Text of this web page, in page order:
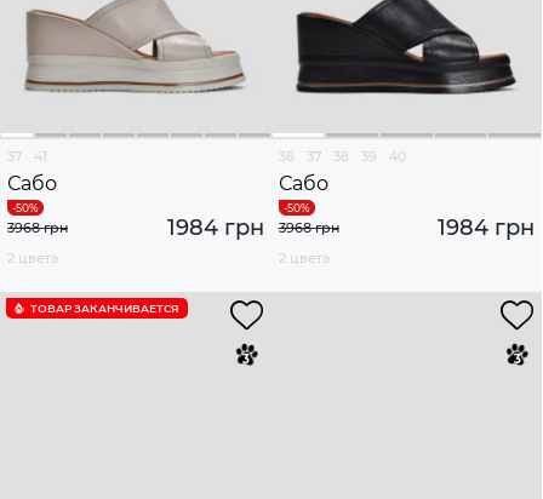
37 41
Сабо
1984 грн
3968 грн
2 цвета
36 37 38 39 40
Сабо
1984 грн
3968 грн
2 цвета
ТОВАР ЗАКАНЧИВАЕТСЯ